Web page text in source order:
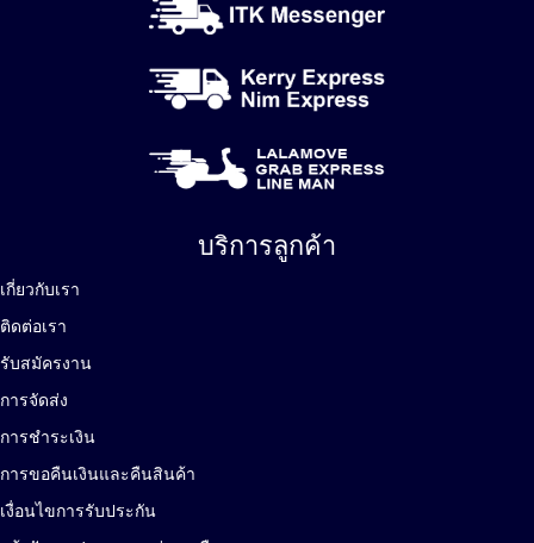
บริการลูกค้า
เกี่ยวกับเรา
ติดต่อเรา
รับสมัครงาน
การจัดส่ง
การชำระเงิน
การขอคืนเงินและคืนสินค้า
เงื่อนไขการรับประกัน